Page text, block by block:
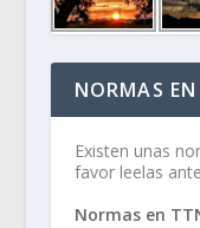
NORMAS
Existen unas
favor leelas
Normas en